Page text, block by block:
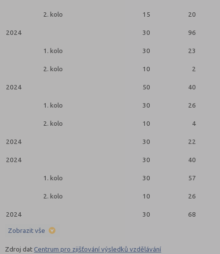
2. kolo 15 20
2024 30 96
1. kolo 30 23
2. kolo 10 2
2024 50 40
1. kolo 30 26
2. kolo 10 4
2024 30 22
2024 30 40
1. kolo 30 57
2. kolo 10 26
2024 30 68
Zobrazit vše
Zdroj datCentrum pro zjišťování výsledků vzdělávání